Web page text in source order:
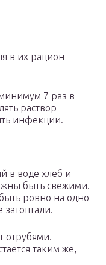
в их рацион
7 раз в
раствор
инфекции.
в воде хлеб и
быть свежими.
ровно на одно
отрубями.
таким же,